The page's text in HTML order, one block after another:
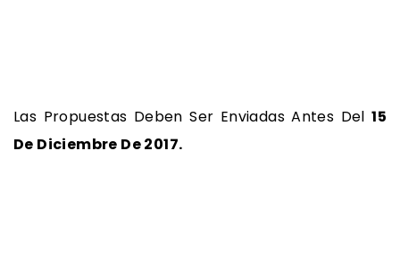
Las Propuestas Deben Ser Enviadas Antes Del15
De Diciembre De 2017.